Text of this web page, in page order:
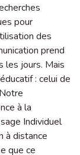
pour
des
prend
les jours. Mais
: celui de
à la
Individuel
à distance
que ce